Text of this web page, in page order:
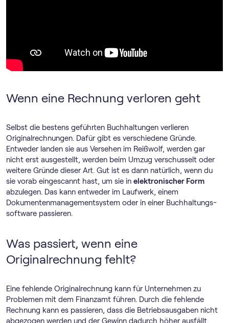
Wenn eine Rechnung verloren geht
Selbst die bestens geführten Buchhaltungen verlieren
Originalrechnungen. Dafür gibt es verschiedene Gründe.
Entweder landen sie aus Versehen im Reißwolf, werden gar
nicht erst ausgestellt, werden beim Umzug verschusselt oder
weitere Gründe dieser Art. Gut ist es dann natürlich, wenn du
sie vorab eingescannt hast, um sie in elektronischer Form
abzulegen. Das kann entweder im Laufwerk, einem
Dokumentenmanagementsystem oder in einer Buch­haltungs­
software passieren.
Was passiert, wenn eine
Originalrechnung fehlt?
Eine fehlende Originalrechnung kann für Unternehmen zu
Problemen mit dem Finanzamt führen. Durch die fehlende
Rechnung kann es passieren, dass die Betriebsausgaben nicht
abgezogen werden und der Gewinn dadurch höher ausfällt.